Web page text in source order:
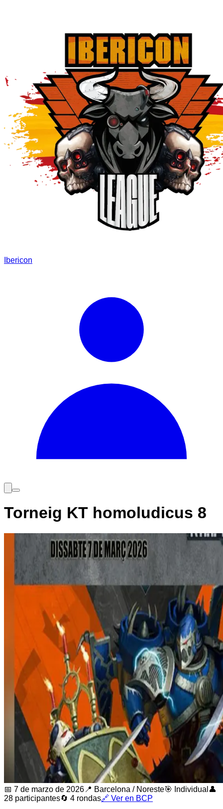
Ibericon
Torneig KT homoludicus 8
📅 7 de marzo de 2026 📍 Barcelona / Noreste🎯 Individual 👤
28 participantes🔄 4 rondas🔗 Ver en BCP